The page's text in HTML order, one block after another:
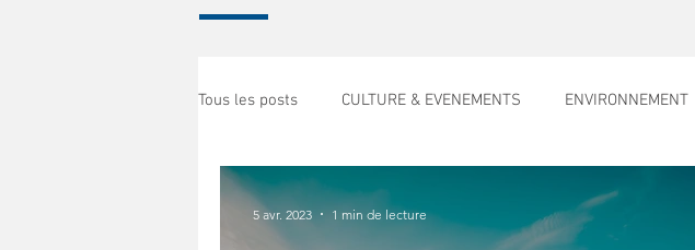
Tous les posts CULTURE & EVENEMENTS ENVIRONNEMENT
POLITIQUE SPECTACLE TRAVAUX
5 avr. 2023 1 min de lecture